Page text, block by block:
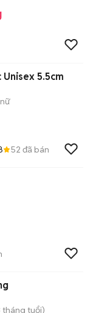
5.5cm
52 đã bán
tháng tuổi)